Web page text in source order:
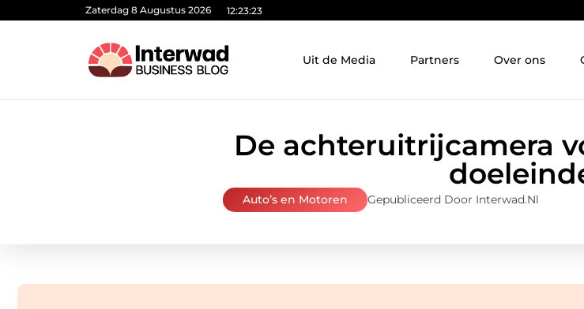
Zaterdag 8 Augustus 2026 12:23:24
Uit de Media Partners Over ons
De achteruitrijcamera
Auto’s en Motoren Gepubliceerd Door Interwad.nl